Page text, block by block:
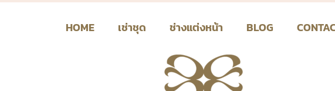
HOME เช่าชุด ช่างแต่งหน้า BLOG